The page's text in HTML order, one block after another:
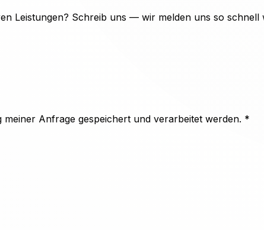
Leistungen? Schreib uns — wir melden uns so schnell
Anfrage gespeichert und verarbeitet werden. *